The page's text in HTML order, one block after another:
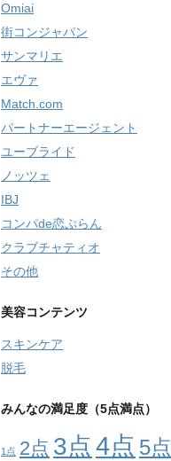
Omiai
街コンジャパン
サンマリエ
エヴァ
Match.com
パートナーエージェント
ユーブライド
ノッツェ
IBJ
コンパde恋ぷらん
クラブチャティオ
その他
美容コンテンツ
スキンケア
脱毛
みんなの満足度（5点満点）
1点 2点 3点4点 5点